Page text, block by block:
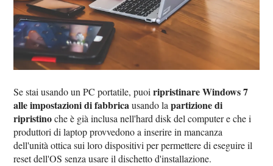
Se stai usando un PC portatile, puoiripristinare Windows 7
alle impostazioni di fabbricausando lapartizione di
ripristinoche è già inclusa nell'hard disk del computer e che i
produttori di laptop provvedono a inserire in mancanza
dell'unità ottica sui loro dispositivi per permettere di eseguire il
reset dell'OS senza usare il dischetto d'installazione.